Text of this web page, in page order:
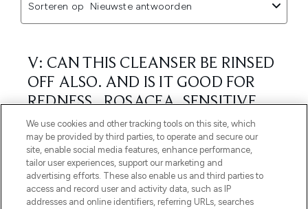
We use cookies and other tracking tools on this site, which
may be provided by third parties, to operate and secure our
site, enable social media features, enhance performance,
tailor user experiences, support our marketing and
advertising efforts. These also enable us and third parties to
access and record user and activity data, such as IP
addresses and online identifiers, referring URLs, searches